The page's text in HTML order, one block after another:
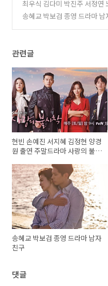
(1)
최우식 김다미 박진주 서정연
그 해 우리는 (0)
송혜교 박보검 종영 드라마 남
관련글
현빈 손예진 서지혜 김정현 양경
원 출연 주말드라마 사랑의 불시
송혜교 박보검 종영 드라마 남자
친구
댓글